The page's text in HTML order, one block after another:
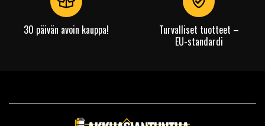
30 päivän avoin kauppa!
Turvalliset tuotteet –
EU-standardi